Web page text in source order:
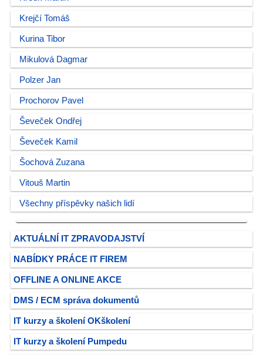
Krejčí Tomáš
Kurina Tibor
Mikulová Dagmar
Polzer Jan
Prochorov Pavel
Ševeček Ondřej
Ševeček Kamil
Šochová Zuzana
Vitouš Martin
Všechny příspěvky našich lidí
AKTUÁLNÍ IT ZPRAVODAJSTVÍ
NABÍDKY PRÁCE IT FIREM
OFFLINE A ONLINE AKCE
DMS / ECM správa dokumentů
IT kurzy a školení OKškolení
IT kurzy a školení Pumpedu